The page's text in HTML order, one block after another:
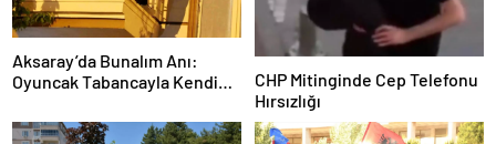
Aksaray’da Bunalım Anı:
Oyuncak Tabancayla Kendine
CHP Mitinginde Cep Telefonu
Hırsızlığı